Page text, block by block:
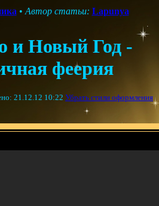
• Автор статьи: Lapunya
и Новый Год -
феерия
21.12.12 10:22 Убрать стили оформления